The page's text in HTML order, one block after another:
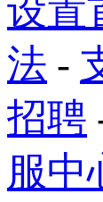
设置
法 -
招聘
服中